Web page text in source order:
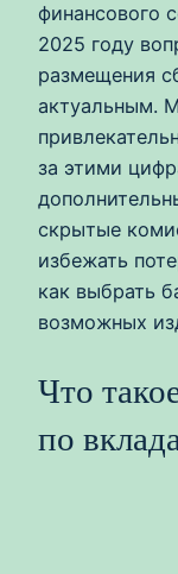
финансового
2025 году
размещения
актуальным.
за этими
скрытые
избежать
как выбрать
возможных
Что
по